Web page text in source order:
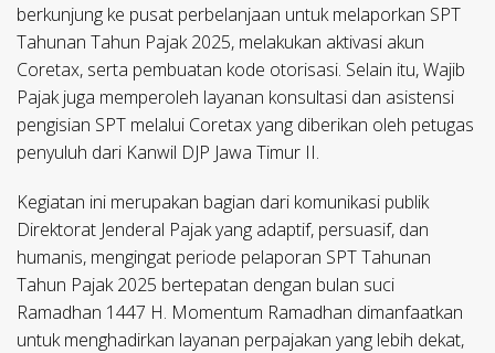
berkunjung ke pusat perbelanjaan untuk melaporkan SPT
Tahunan Tahun Pajak 2025, melakukan aktivasi akun
Coretax, serta pembuatan kode otorisasi. Selain itu, Wajib
Pajak juga memperoleh layanan konsultasi dan asistensi
pengisian SPT melalui Coretax yang diberikan oleh petugas
penyuluh dari Kanwil DJP Jawa Timur II.
Kegiatan ini merupakan bagian dari komunikasi publik
Direktorat Jenderal Pajak yang adaptif, persuasif, dan
humanis, mengingat periode pelaporan SPT Tahunan
Tahun Pajak 2025 bertepatan dengan bulan suci
Ramadhan 1447 H. Momentum Ramadhan dimanfaatkan
untuk menghadirkan layanan perpajakan yang lebih dekat,